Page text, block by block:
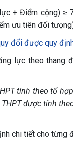
+ Điểm cộng)
ưu tiên đối
đổi được quy
lực theo thang
tính theo tổ
được tính
chi tiết cho từng